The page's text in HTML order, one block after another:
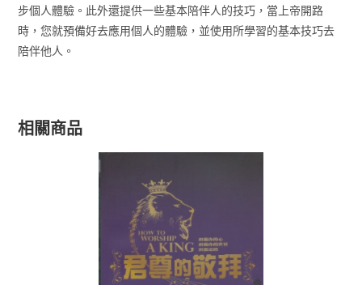
步個人體驗。此外還提供一些基本陪伴人的技巧，當上帝開路
時，您就預備好去應用個人的體驗，並使用所學習的基本技巧去
陪伴他人。
相關商品